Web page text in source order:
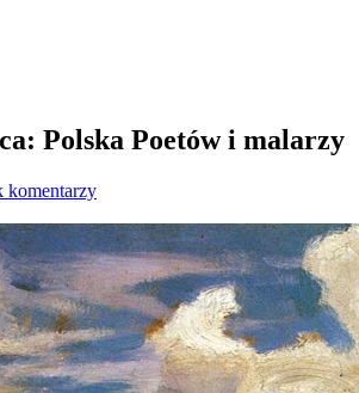
Polska Poetów i malarzy
komentarzy